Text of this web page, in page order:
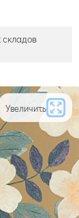
Увеличить